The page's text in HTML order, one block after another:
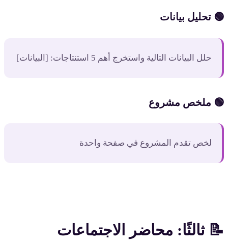
🟢 تحليل بيانات
حلل البيانات التالية واستخرج أهم 5 استنتاجات: [البيانات]
🟢 ملخص مشروع
لخص تقدم المشروع في صفحة واحدة
📝 ثالثًا: محاضر الاجتماعات